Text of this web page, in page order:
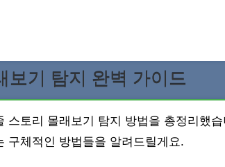
보기 탐지 완벽 가이드
스토리 몰래보기 탐지 방법을 총정리했
구체적인 방법들을 알려드릴게요.